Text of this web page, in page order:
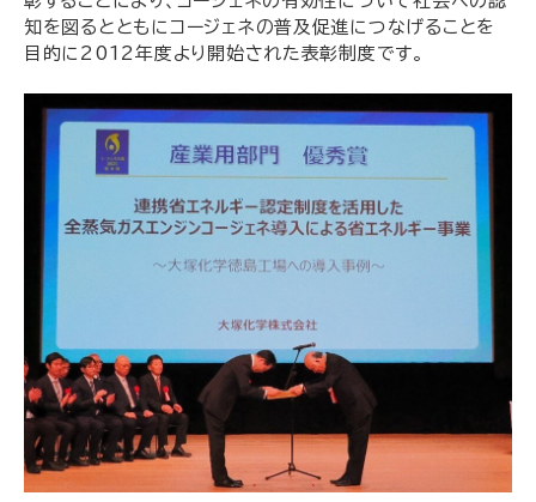
知を図るとともにコージェネの普及促進につなげることを
目的に2012年度より開始された表彰制度です。